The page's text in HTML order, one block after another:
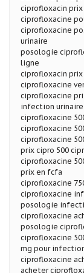
ciprofloxacin
ciprofloxacine
ciprofloxacine
urinaire
posologie
ligne
ciprofloxacin
ciprofloxacine
ciprofloxacine
infection urinaire
ciprofloxacine
ciprofloxacine
ciprofloxacine
prix cipro 500
ciprofloxacine
prix en fcfa
ciprofloxacine
ciprofloxacine
posologie
ciprofloxacine
posologie
ciprofloxacine
mg pour
ciprofloxacine
acheter